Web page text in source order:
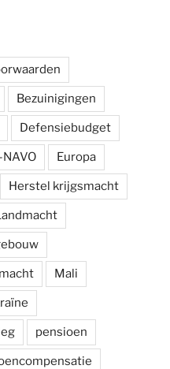
Bezuinigingen
Defensiebudget
NAVO Europa
Herstel krijgsmacht
Mali
pensioen